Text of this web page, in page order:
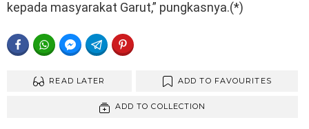
kepada masyarakat Garut,” pungkasnya.(*)
FACEBOOKWHATSAPPFACEBOOK MESSENGER
TELEGRAM
READ LATER ADD TO FAVOURITES
ADD TO COLLECTION